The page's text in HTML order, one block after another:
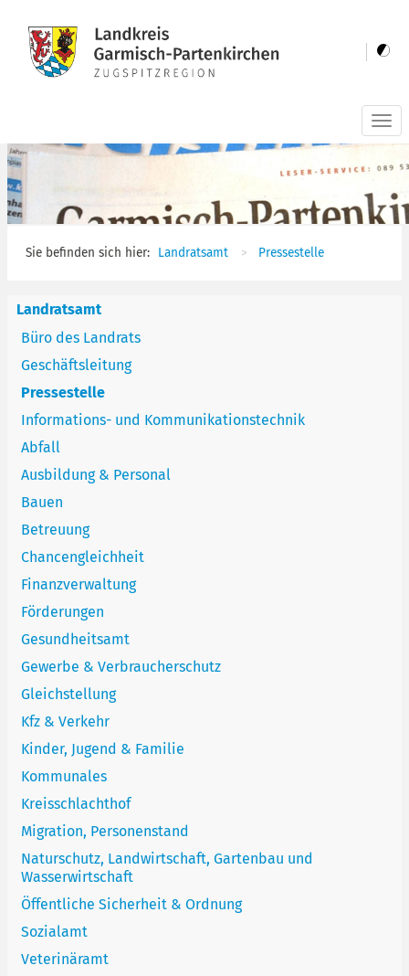
Sie befinden sich hier: Landratsamt Pressestelle
Landratsamt
Büro des Landrats
Geschäftsleitung
Pressestelle
Informations- und Kommunikationstechnik
Abfall
Ausbildung & Personal
Bauen
Betreuung
Chancengleichheit
Finanzverwaltung
Förderungen
Gesundheitsamt
Gewerbe & Verbraucherschutz
Gleichstellung
Kfz & Verkehr
Kinder, Jugend & Familie
Kommunales
Kreisschlachthof
Migration, Personenstand
Naturschutz, Landwirtschaft, Gartenbau und
Wasserwirtschaft
Öffentliche Sicherheit & Ordnung
Sozialamt
Veterinäramt